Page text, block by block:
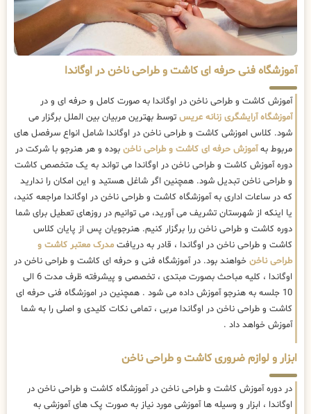
آموزشگاه فنی حرفه ای کاشت و طراحی ناخن در اوگاندا
آموزش کاشت و طراحی ناخن در اوگاندا به صورت کامل و حرفه ای و در
آموزشگاه آرایشگری زنانه عریس توسط بهترین مربیان بین الملل برگزار می
شود. کلاس اموزشی کاشت و طراحی ناخن در اوگاندا شامل انواع سرفصل های
مربوط بهآموزش حرفه ای کاشت و طراحی ناخن بوده و هر هنرجو با شرکت در
دوره آموزش کاشت و طراحی ناخن در اوگاندا می تواند به یک متخصص کاشت
و طراحی ناخن تبدیل شود. همچنین اگر شاغل هستید و این امکان را ندارید
که در ساعات اداری به آموزشگاه کاشت و طراحی ناخن در اوگاندا مراجعه کنید،
یا اینکه از شهرستان تشریف می آورید، می توانیم در روزهای تعطیل برای شما
دوره کاشت و طراحی ناخن ررا برگزار کنیم. هنرجویان پس از پایان کلاس
کاشت و طراحی ناخن در اوگاندا ، قادر به دریافت مدرک معتبر کاشت و
طراحی ناخن خواهند بود. در آموزشگاه فنی و حرفه ای کاشت و طراحی ناخن در
اوگاندا ، کلیه مباحث بصورت مبتدی ، تخصصی و پیشرفته ظرف مدت 6 الی
10 جلسه به هنرجو آموزش داده می شود . همچنین در اموزشگاه فنی حرفه ای
کاشت و طراحی ناخن در اوگاندا مربی ، تمامی نکات کلیدی و اصلی را به شما
آموزش خواهد داد .
ابزار و لوازم ضروری کاشت و طراحی ناخن
در دوره آموزش کاشت و طراحی ناخن در آموزشگاه کاشت و طراحی ناخن در
اوگاندا ، ابزار و وسیله ها آموزشی مورد نیاز به صورت پک های آموزشی به